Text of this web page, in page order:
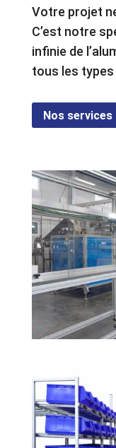
Votre projet
C’est notre
infinie de
tous les
Nos services